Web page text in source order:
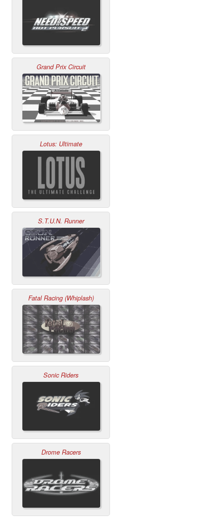
Grand Prix Circuit
Lotus: Ultimate
S.T.U.N. Runner
Fatal Racing (Whiplash)
Sonic Riders
Drome Racers